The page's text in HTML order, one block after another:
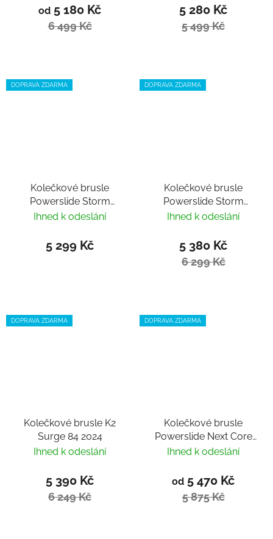
od 5 180 Kč
6 499 Kč
5 280 Kč
5 499 Kč
DOPRAVA ZDARMA
Kolečkové brusle
Powerslide Storm
Black 80
Ihned k odeslání
5 299 Kč
DOPRAVA ZDARMA
Kolečkové brusle
Powerslide Storm
Black 110
Ihned k odeslání
5 380 Kč
6 299 Kč
DOPRAVA ZDARMA
Kolečkové brusle K2
Surge 84 2024
Ihned k odeslání
5 390 Kč
6 249 Kč
DOPRAVA ZDARMA
Kolečkové brusle
Powerslide Next Core
Black 80 Trinity 2024
Ihned k odeslání
od 5 470 Kč
5 875 Kč